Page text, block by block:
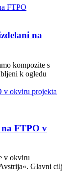
na
kompozite s
k ogledu
FTPO v
v okviru
Glavni cilj